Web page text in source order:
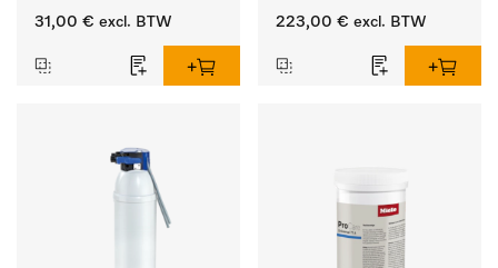
goederen, klein.
31,00 € excl. BTW
gedemineraliseerd water.
223,00 € excl. BTW